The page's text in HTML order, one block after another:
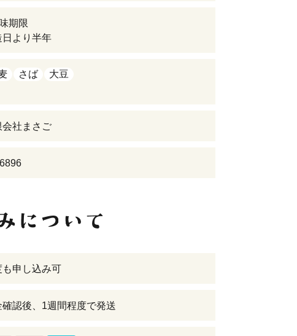
期限
日より半年
さば 大豆
会社まさご
も申し込み可
確認後、1週間程度で発送